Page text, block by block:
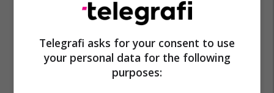
Telegrafi asks for your consent to use
your personal data for the following
purposes: